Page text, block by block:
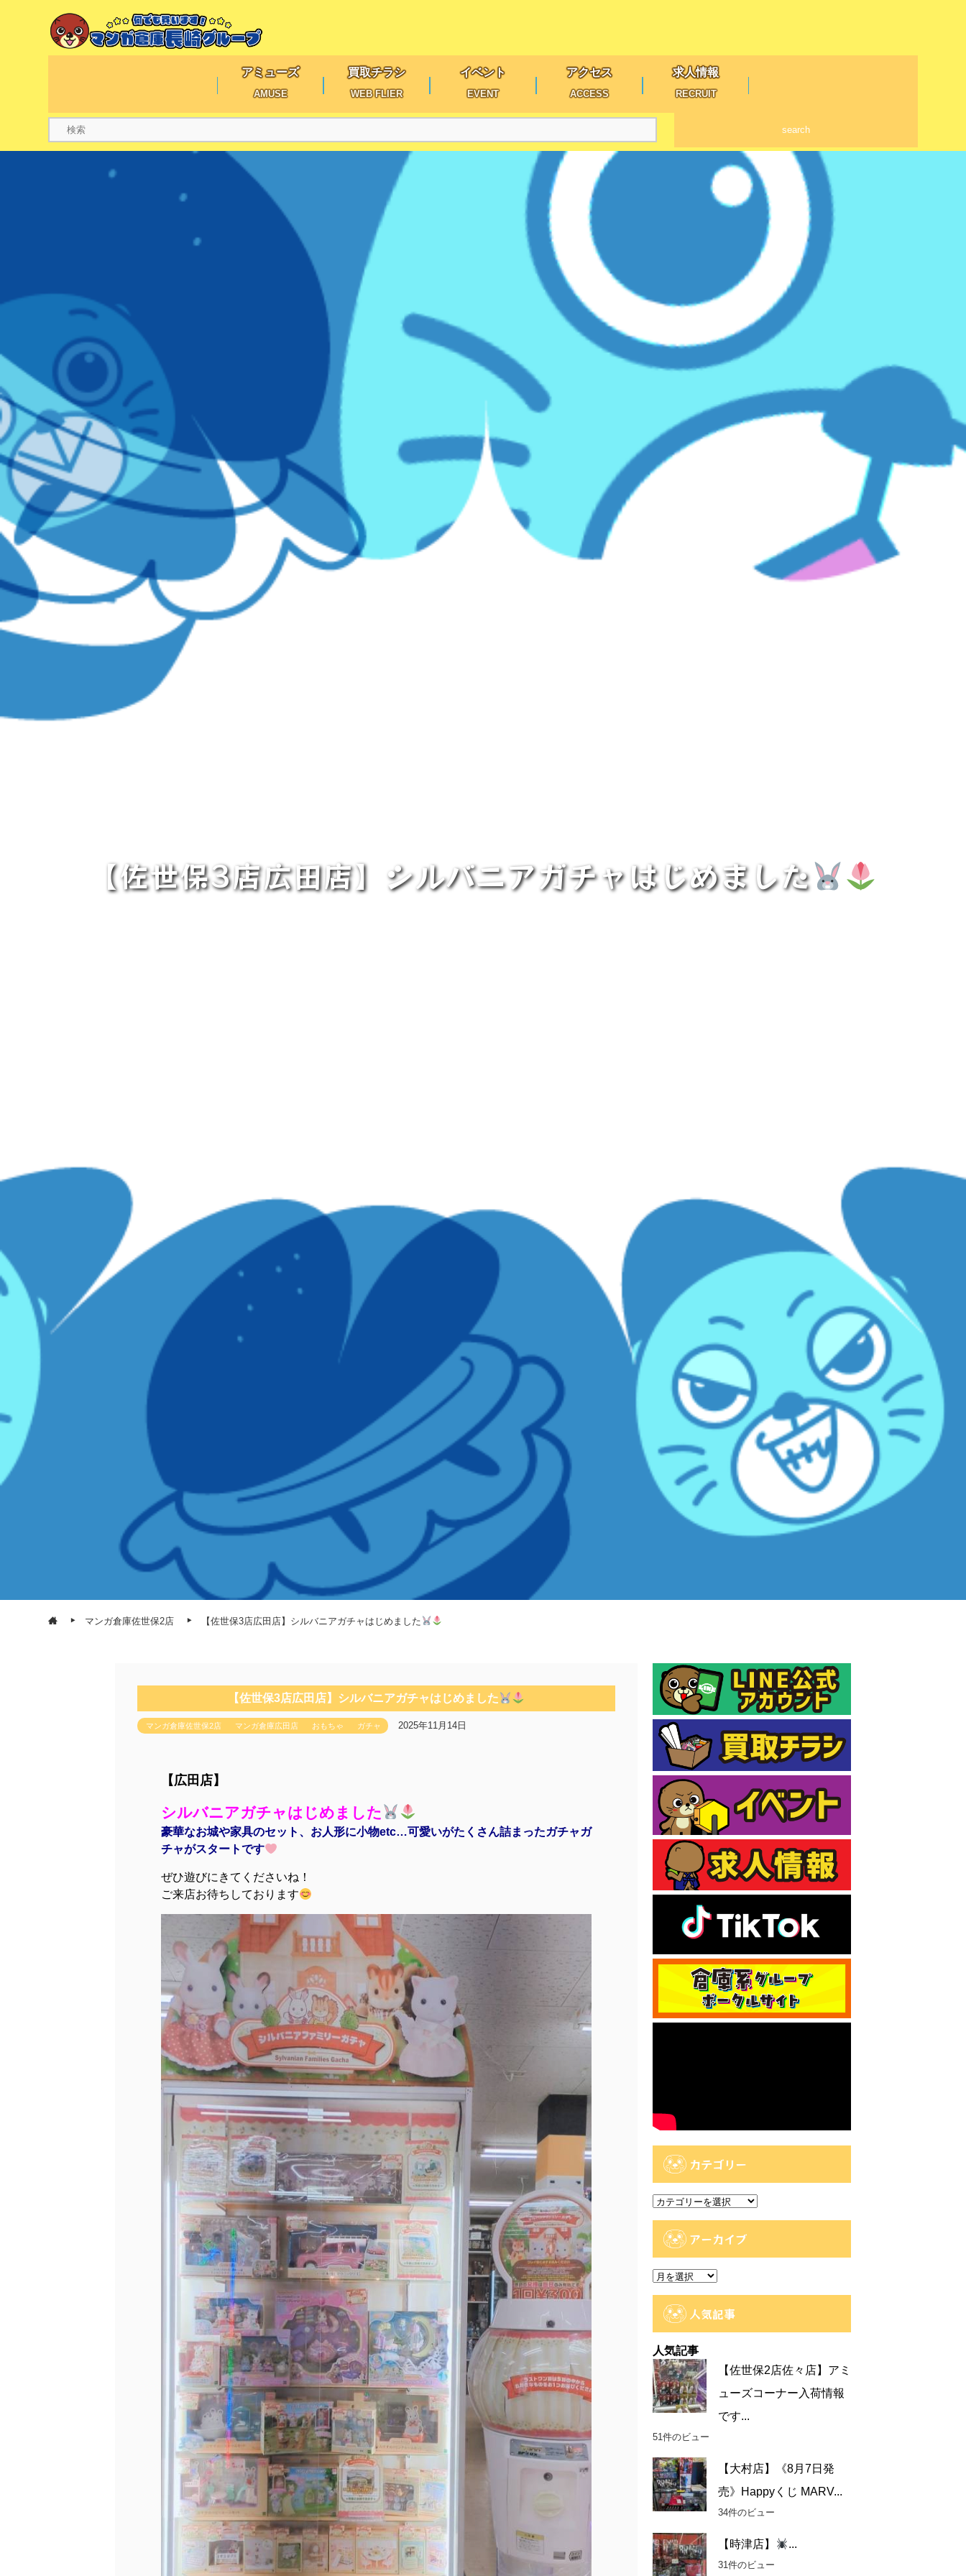
アミューズ
AMUSE
買取チラシ
WEB FLIER
イベント
EVENT
アクセス
ACCESS
求人情報
RECRUIT
search
【佐世保3店広田店】シルバニアガチャはじめました
マンガ倉庫佐世保2店 【佐世保3店広田店】シルバニアガチャはじめました
【佐世保3店広田店】シルバニアガチャはじめました
マンガ倉庫佐世保2店 マンガ倉庫広田店 おもちゃ ガチャ 2025年11月14日
【広田店】
シルバニアガチャはじめました
豪華なお城や家具のセット、お人形に小物etc…可愛いがたくさん詰まったガチャガ
チャがスタートです
ぜひ遊びにきてくださいね！
ご来店お待ちしております
カテゴリー
カ
アーカイブ
ア
人気記事
人気記事
【佐世保2店佐々店】アミ
ューズコーナー入荷情報
です...
51件のビュー
【大村店】《8月7日発
売》Happyくじ MARV...
34件のビュー
【時津店】 ...
31件のビュー